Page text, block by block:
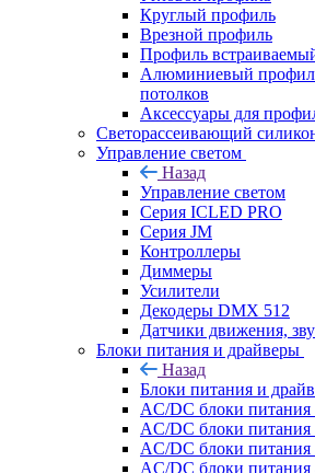
Круглый профиль
Врезной профиль
Профиль
Алюминиевый
потолков
Аксессуары для
Светорассеивающий
Управление светом
Назад
Управление светом
Серия ICLED PRO
Серия JM
Контроллеры
Диммеры
Усилители
Декодеры DMX 512
Датчики движения,
Блоки питания и драйверы
Назад
Блоки питания и
AC/DC блоки
AC/DC блоки
AC/DC блоки
AC/DC блоки